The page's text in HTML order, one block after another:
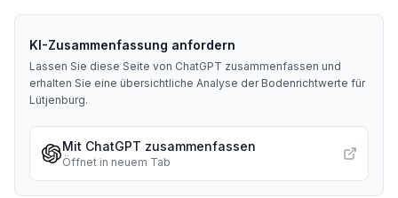
KI-Zusammenfassung anfordern
Lassen Sie diese Seite von ChatGPT zusammenfassen und
erhalten Sie eine übersichtliche Analyse der Bodenrichtwerte für
Lütjenburg.
Mit ChatGPT zusammenfassen
Öffnet in neuem Tab